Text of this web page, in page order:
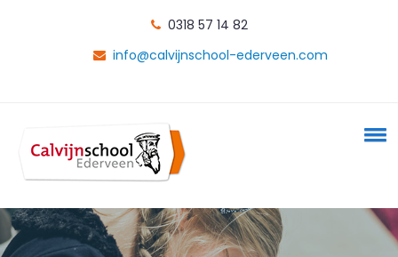
0318 57 14 82
info@calvijnschool-ederveen.com